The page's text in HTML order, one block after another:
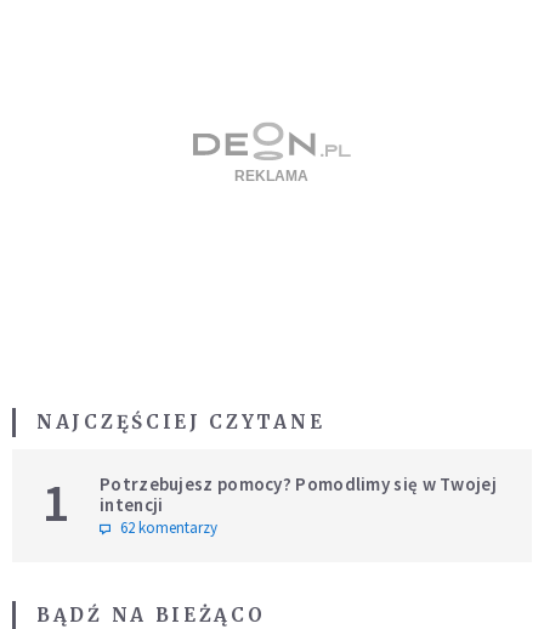
NAJCZĘŚCIEJ CZYTANE
1
Potrzebujesz pomocy? Pomodlimy się w Twojej
intencji
62 komentarzy
BĄDŹ NA BIEŻĄCO